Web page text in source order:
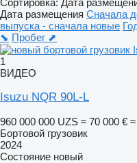
Сортировка: Дата
Дата размещения Сначала
выпуска - сначала новые
⬊ Пробег ⬈
1
ВИДЕО
Isuzu NQR 90L-L
960 000 000 UZS ≈ 70 000 €
Бортовой грузовик
2024
Состояние новый